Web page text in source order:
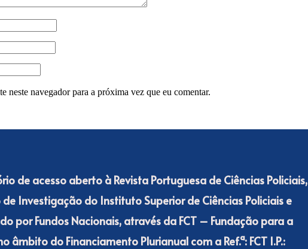
neste navegador para a próxima vez que eu comentar.
de acesso aberto à Revista Portuguesa de Ciências Policiais,
Investigação do Instituto Superior de Ciências Policiais e
por Fundos Nacionais, através da FCT – Fundação para a
âmbito do Financiamento Plurianual com a Ref.ª: FCT I.P.: